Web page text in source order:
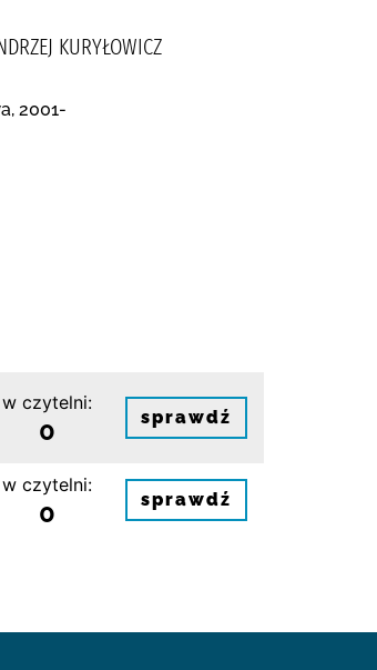
KURYŁOWICZ
2001-
w czytelni:
0 sprawdź
w czytelni:
0 sprawdź